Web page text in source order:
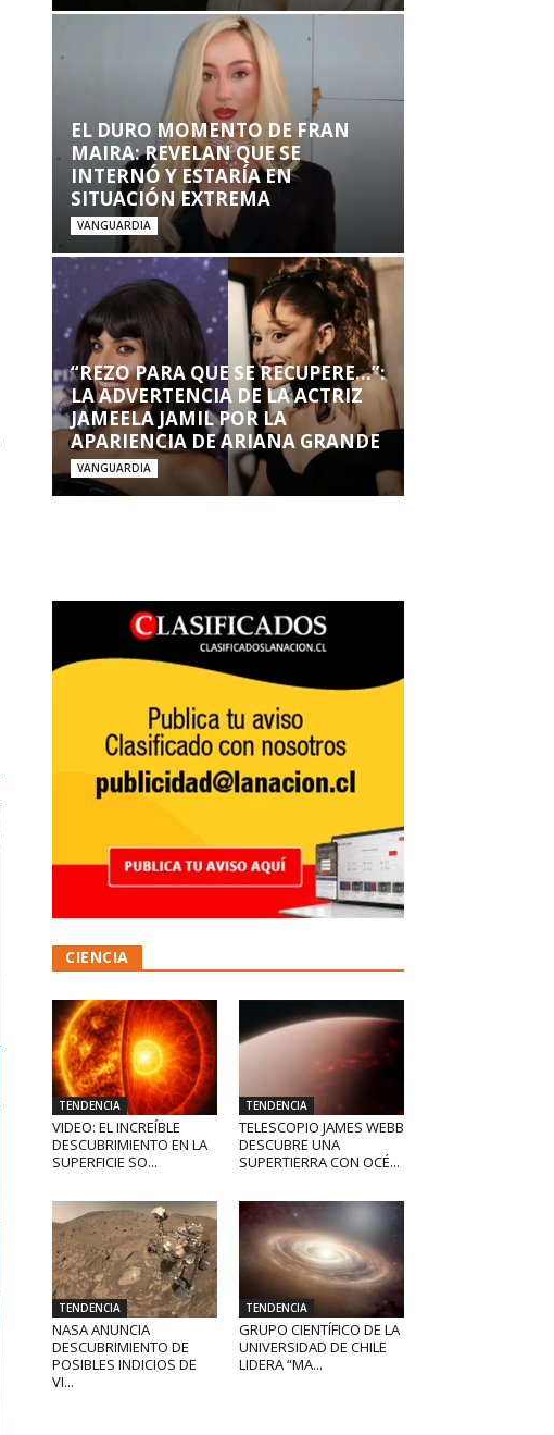
EL DURO MOMENTO DE FRAN
MAIRA: REVELAN QUE SE
INTERNÓ Y ESTARÍA EN
SITUACIÓN EXTREMA
VANGUARDIA
“REZO PARA QUE SE RECUPERE…”:
LA ADVERTENCIA DE LA ACTRIZ
JAMEELA JAMIL POR LA
APARIENCIA DE ARIANA GRANDE
VANGUARDIA
CIENCIA
TENDENCIA
VIDEO: EL INCREÍBLE
DESCUBRIMIENTO EN LA
SUPERFICIE SO...
TENDENCIA
TELESCOPIO JAMES WEBB
DESCUBRE UNA
SUPERTIERRA CON OCÉ...
TENDENCIA
NASA ANUNCIA
DESCUBRIMIENTO DE
POSIBLES INDICIOS DE
VI...
TENDENCIA
GRUPO CIENTÍFICO DE LA
UNIVERSIDAD DE CHILE
LIDERA “MA...